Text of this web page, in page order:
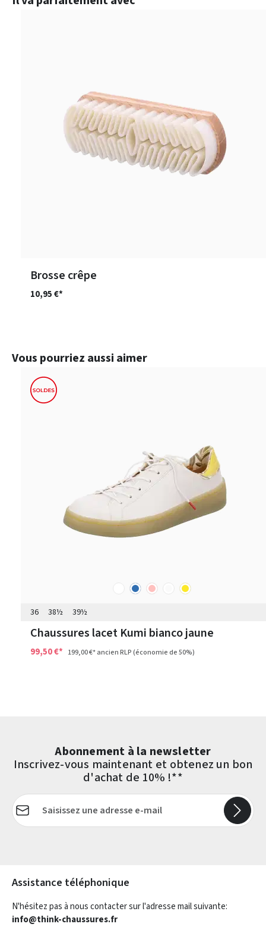
Brosse crêpe
10,95 €*
Ignorer la galerie de produits
Vous pourriez aussi aimer
blancbleu rose autresjaune
36 38½ 39½
Chaussures lacet Kumi bianco jaune
99,50 €* 199,00 €*ancien RLP(économie de 50%)
Abonnement à la newsletter
Inscrivez-vous maintenant et obtenez un bon
d'achat de 10% !**
Adresse e-mail*
Assistance téléphonique
N'hésitez pas à nous contacter sur l'adresse mail suivante:
info@think-chaussures.fr